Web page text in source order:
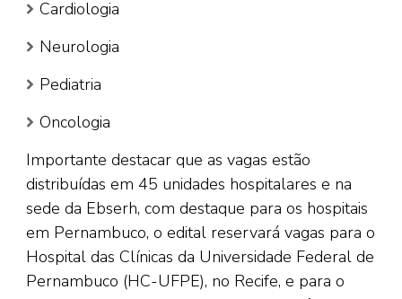
Cardiologia
Neurologia
Pediatria
Oncologia
Importante destacar que as vagas estão
distribuídas em 45 unidades hospitalares e na
sede da Ebserh, com destaque para os hospitais
em Pernambuco, o edital reservará vagas para o
Hospital das Clínicas da Universidade Federal de
Pernambuco (HC-UFPE), no Recife, e para o